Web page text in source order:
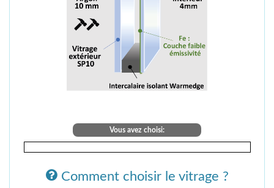
Vous avez choisi:
Comment choisir le vitrage ?